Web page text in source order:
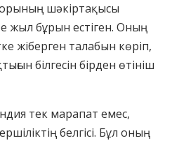
шәкіртақысы
жыл бұрын естіген. Оның
жіберген талабын көріп,
білгесін бірден өтініш
тек марапат емес,
белгісі. Бұл оның